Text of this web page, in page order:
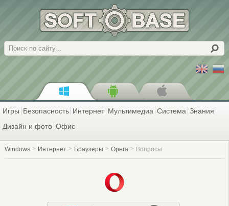
Поиск
Игры Безопасность Интернет Мультимедиа Система Знания
Дизайн и фото Офис
Windows Интернет Браузеры Opera Вопросы